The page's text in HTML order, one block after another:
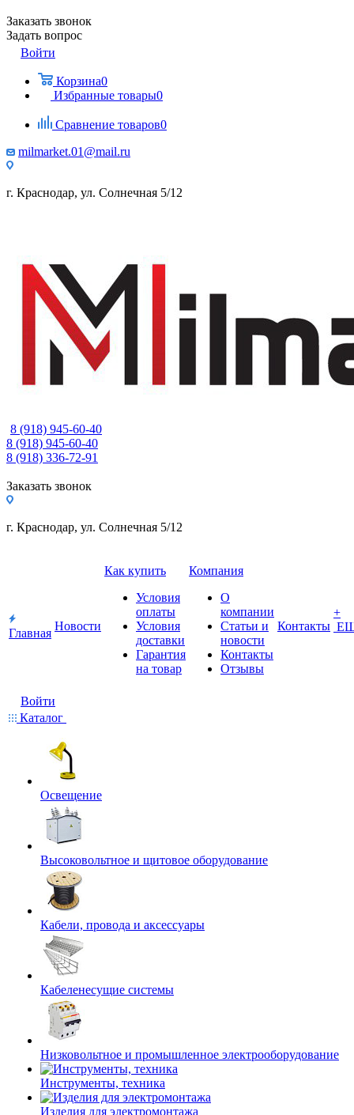
Заказать звонок
Задать вопрос
Войти
Корзина0
Избранные товары0
Сравнение товаров0
milmarket.01@mail.ru
г. Краснодар, ул. Солнечная 5/12
8 (918) 945-60-40
8 (918) 945-60-40
8 (918) 336-72-91
Заказать звонок
г. Краснодар, ул. Солнечная 5/12
Главная
Новости
Как купить
Условия
оплаты
Условия
доставки
Гарантия
на товар
Компания
О
компании
Статьи и
новости
Контакты
Отзывы
Контакты
+
Войти
Каталог
Освещение
Высоковольтное и щитовое оборудование
Кабели, провода и аксессуары
Кабеленесущие системы
Низковольтное и промышленное электрооборудование
Инструменты, техника
Изделия для электромонтажа